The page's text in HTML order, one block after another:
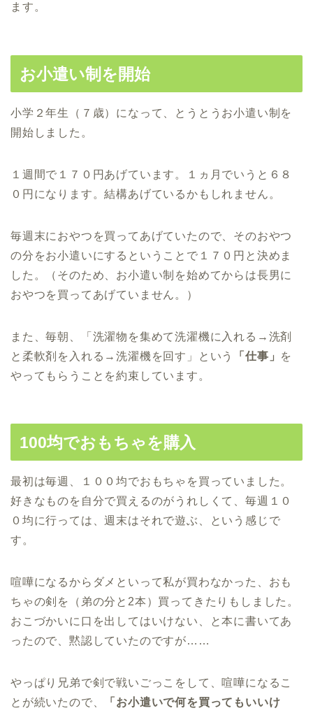
ます。
お小遣い制を開始
小学２年生（７歳）になって、とうとうお小遣い制を
開始しました。
１週間で１７０円あげています。１ヵ月でいうと６８
０円になります。結構あげているかもしれません。
毎週末におやつを買ってあげていたので、そのおやつ
の分をお小遣いにするということで１７０円と決めま
した。（そのため、お小遣い制を始めてからは長男に
おやつを買ってあげていません。）
また、毎朝、「洗濯物を集めて洗濯機に入れる→洗剤
と柔軟剤を入れる→洗濯機を回す」という
「仕事」 を
やってもらうことを約束しています。
100均でおもちゃを購入
最初は毎週、１００均でおもちゃを買っていました。
好きなものを自分で買えるのがうれしくて、毎週１０
０均に行っては、週末はそれで遊ぶ、という感じで
す。
喧嘩になるからダメといって私が買わなかった、おも
ちゃの剣を（弟の分と2本）買ってきたりもしました。
おこづかいに口を出してはいけない、と本に書いてあ
ったので、黙認していたのですが……
やっぱり兄弟で剣で戦いごっこをして、喧嘩になるこ
とが続いたので、
「お小遣いで何を買ってもいいけ